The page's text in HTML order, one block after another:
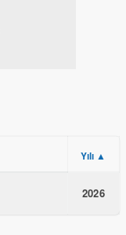
Yılı ▲
2026